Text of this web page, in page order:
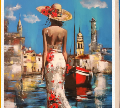
•
disponibles
en
original